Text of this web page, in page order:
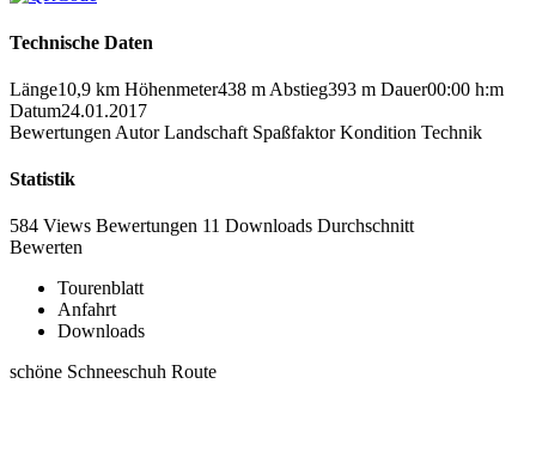
Technische Daten
Länge10,9 km Höhenmeter438 m Abstieg393 m Dauer00:00 h:m
Datum24.01.2017
Bewertungen Autor Landschaft Spaßfaktor Kondition Technik
Statistik
584 Views Bewertungen 11 Downloads Durchschnitt
Bewerten
Tourenblatt
Anfahrt
Downloads
schöne Schneeschuh Route